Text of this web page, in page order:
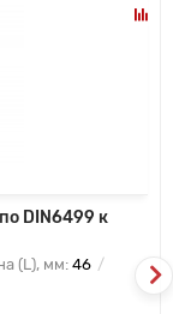
DIN6499 к
(L), мм:46